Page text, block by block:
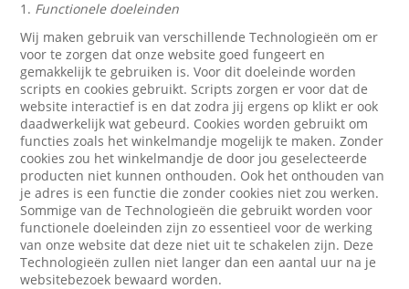
1. Functionele doeleinden
Wij maken gebruik van verschillende Technologieën om er
voor te zorgen dat onze website goed fungeert en
gemakkelijk te gebruiken is. Voor dit doeleinde worden
scripts en cookies gebruikt. Scripts zorgen er voor dat de
website interactief is en dat zodra jij ergens op klikt er ook
daadwerkelijk wat gebeurd. Cookies worden gebruikt om
functies zoals het winkelmandje mogelijk te maken. Zonder
cookies zou het winkelmandje de door jou geselecteerde
producten niet kunnen onthouden. Ook het onthouden van
je adres is een functie die zonder cookies niet zou werken.
Sommige van de Technologieën die gebruikt worden voor
functionele doeleinden zijn zo essentieel voor de werking
van onze website dat deze niet uit te schakelen zijn. Deze
Technologieën zullen niet langer dan een aantal uur na je
websitebezoek bewaard worden.